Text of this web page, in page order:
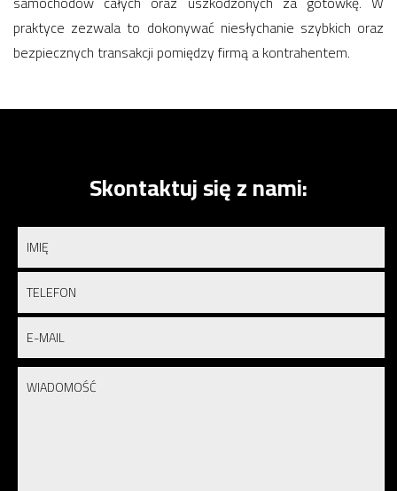
praktyce zezwala to dokonywać niesłychanie szybkich oraz
bezpiecznych transakcji pomiędzy firmą a kontrahentem.
Skontaktuj się z nami: